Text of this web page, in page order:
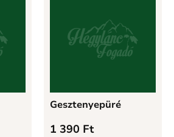
Gesztenyepüré
1 390 Ft